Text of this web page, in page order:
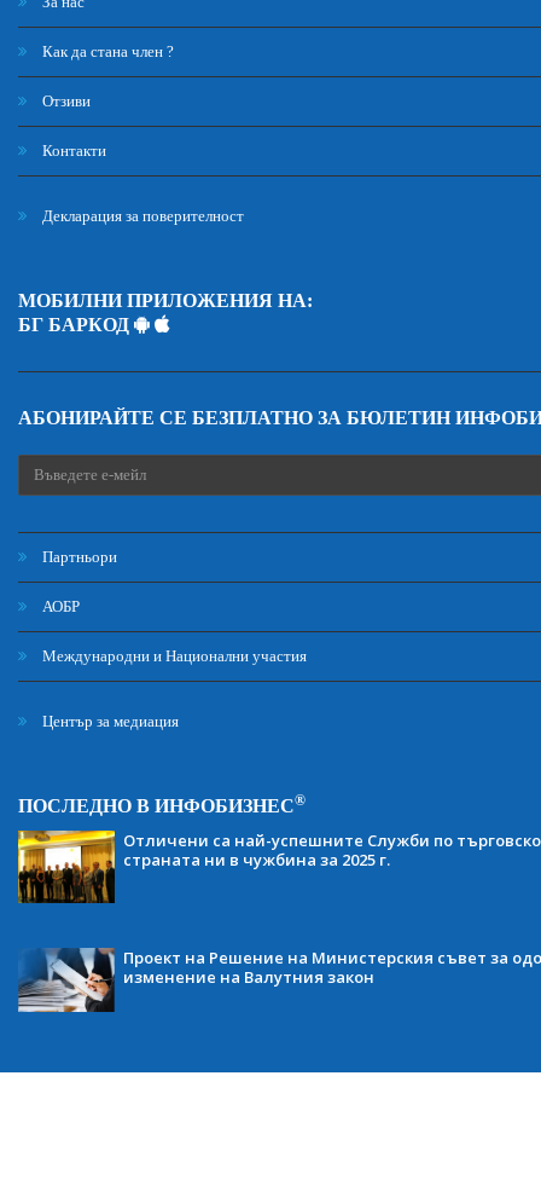
Как да стана член ?
Отзиви
Контакти
Декларация за поверителност
МОБИЛНИ ПРИЛОЖЕНИЯ НА:
БГ БАРКОД
АБОНИРАЙТЕ СЕ БЕЗПЛАТНО ЗА БЮЛЕТИН
Партньори
АОБР
Международни и Национални участия
Център за медиация
ПОСЛЕДНО В ИНФОБИЗНЕС®
Отличени са най-успешните Служби по
страната ни в чужбина за 2025 г.
Проект на Решение на Министерския съвет за
изменение на Валутния закон